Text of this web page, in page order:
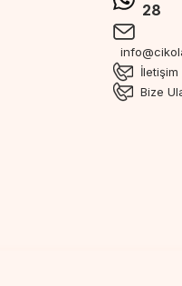
28
İletişim
Bize